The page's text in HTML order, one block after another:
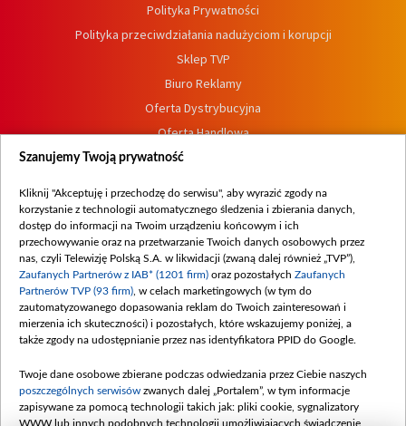
Polityka Prywatności
Polityka przeciwdziałania nadużyciom i korupcji
Sklep TVP
Biuro Reklamy
Oferta Dystrybucyjna
Oferta Handlowa
Dostępność
Procedura zgłoszeń wewnętrznych
Szanujemy Twoją prywatność
Kliknij "Akceptuję i przechodzę do serwisu", aby wyrazić zgody na
korzystanie z technologii automatycznego śledzenia i zbierania danych,
dostęp do informacji na Twoim urządzeniu końcowym i ich
przechowywanie oraz na przetwarzanie Twoich danych osobowych przez
nas, czyli Telewizję Polską S.A. w likwidacji (zwaną dalej również „TVP”),
Zaufanych Partnerów z IAB* (1201 firm) oraz pozostałych Zaufanych
Partnerów TVP (93 firm) , w celach marketingowych (w tym do
zautomatyzowanego dopasowania reklam do Twoich zainteresowań i
mierzenia ich skuteczności) i pozostałych, które wskazujemy poniżej, a
także zgody na udostępnianie przez nas identyfikatora PPID do Google.
Twoje dane osobowe zbierane podczas odwiedzania przez Ciebie naszych
poszczególnych serwisów zwanych dalej „Portalem”, w tym informacje
zapisywane za pomocą technologii takich jak: pliki cookie, sygnalizatory
WWW lub innych podobnych technologii umożliwiających świadczenie